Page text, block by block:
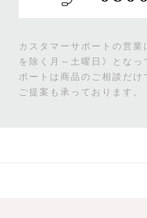
カスタマーサポートの営
を除く月～土曜日》となっ
ポートは商品のご相談だ
ご提案も承っております。